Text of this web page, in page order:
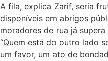
A fila, explica Zarif, seria
disponíveis em abrigos
moradores de rua já
“Quem está do outro lado
um favor, um ato de